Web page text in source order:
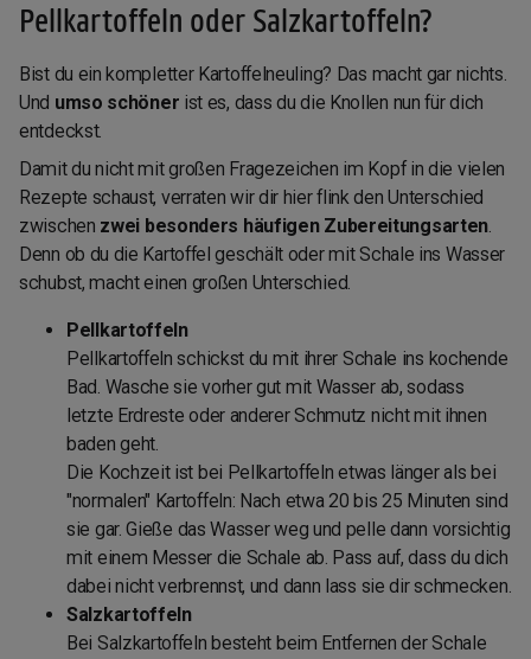
Pellkartoffeln oder Salzkartoffeln?
Bist du ein kompletter Kartoffelneuling? Das macht gar nichts.
Und umso schöner ist es, dass du die Knollen nun für dich
entdeckst.
Damit du nicht mit großen Fragezeichen im Kopf in die vielen
Rezepte schaust, verraten wir dir hier flink den Unterschied
zwischen zwei besonders häufigen Zubereitungsarten.
Denn ob du die Kartoffel geschält oder mit Schale ins Wasser
schubst, macht einen großen Unterschied.
Pellkartoffeln
Pellkartoffeln schickst du mit ihrer Schale ins kochende
Bad. Wasche sie vorher gut mit Wasser ab, sodass
letzte Erdreste oder anderer Schmutz nicht mit ihnen
baden geht.
Die Kochzeit ist bei Pellkartoffeln etwas länger als bei
"normalen" Kartoffeln: Nach etwa 20 bis 25 Minuten sind
sie gar. Gieße das Wasser weg und pelle dann vorsichtig
mit einem Messer die Schale ab. Pass auf, dass du dich
dabei nicht verbrennst, und dann lass sie dir schmecken.
Salzkartoffeln
Bei Salzkartoffeln besteht beim Entfernen der Schale